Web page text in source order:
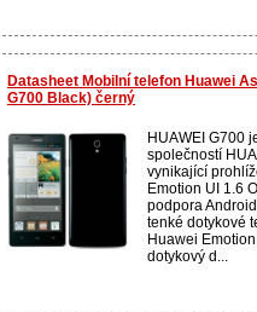
Datasheet Mobilní telefon Huawei
G700 Black) černý
HUAWEI G700
společností
vynikající
Emotion UI 1.6
podpora
tenké dotykové
Huawei
dotykový d...